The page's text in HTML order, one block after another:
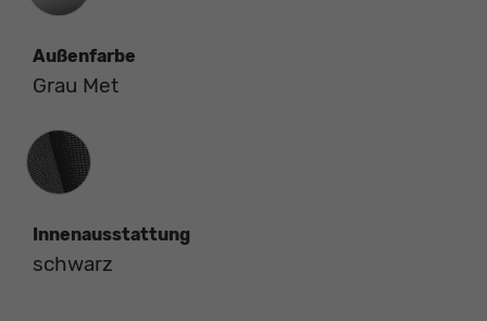
Außenfarbe
Grau Met
Innenausstattung
Innenausstattung
schwarz